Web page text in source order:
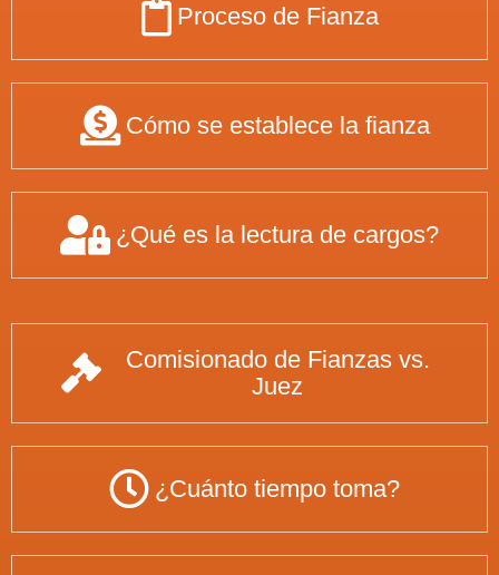
Proceso de Fianza
Cómo se establece la fianza
¿Qué es la lectura de cargos?
Comisionado de Fianzas vs.
Juez
¿Cuánto tiempo toma?